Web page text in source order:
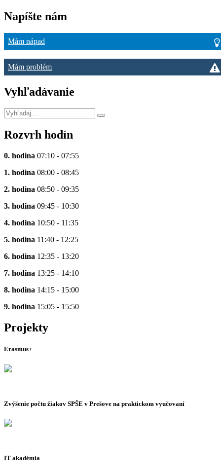
Napíšte nám
Mám nápad
Mám problém
Vyhľadávanie
Rozvrh hodín
0. hodina 07:10 - 07:55
1. hodina 08:00 - 08:45
2. hodina 08:50 - 09:35
3. hodina 09:45 - 10:30
4. hodina 10:50 - 11:35
5. hodina 11:40 - 12:25
6. hodina 12:35 - 13:20
7. hodina 13:25 - 14:10
8. hodina 14:15 - 15:00
9. hodina 15:05 - 15:50
Projekty
Erasmus+
Zvýšenie počtu žiakov SPŠE v Prešove na praktickom vyučovaní
IT akadémia